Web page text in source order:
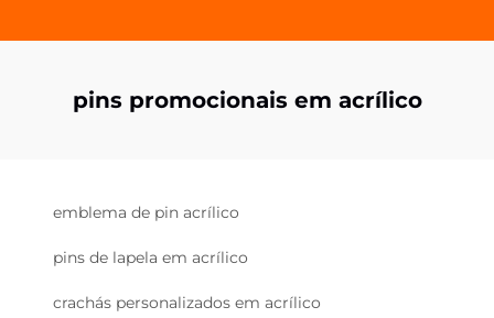
pins promocionais em acrílico
emblema de pin acrílico
pins de lapela em acrílico
crachás personalizados em acrílico